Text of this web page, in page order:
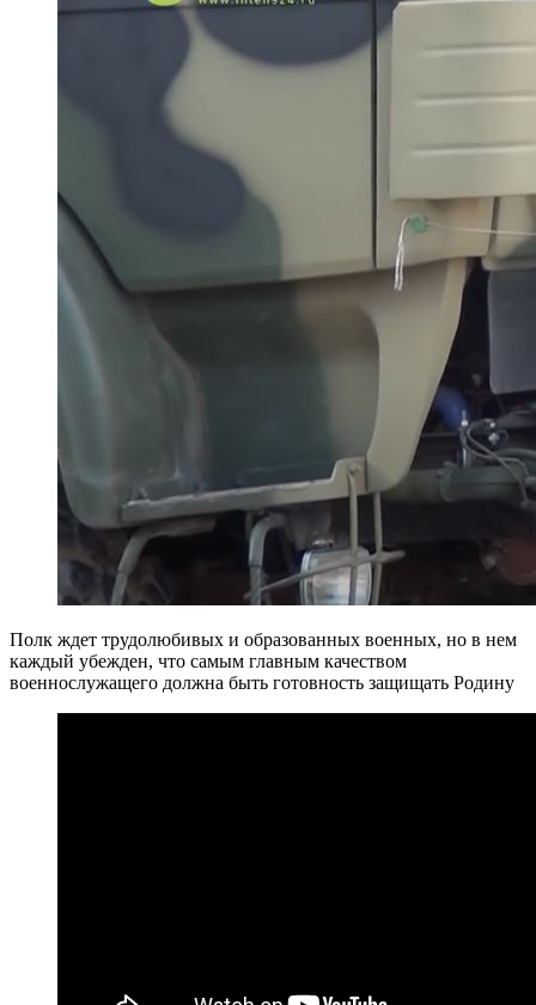
Полк ждет трудолюбивых и образованных военных, но в нем
каждый убежден, что самым главным качеством
военнослужащего должна быть готовность защищать Родину